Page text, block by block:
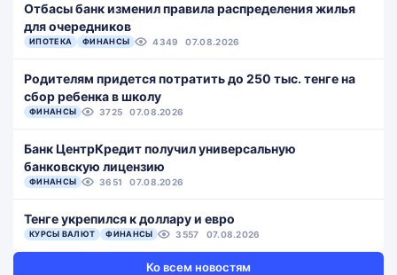
Отбасы банк изменил правила распределения жилья
для очередников
ИПОТЕКА ФИНАНСЫ 4349 07.08.2026
Родителям придется потратить до 250 тыс. тенге на
сбор ребенка в школу
ФИНАНСЫ 3725 07.08.2026
Банк ЦентрКредит получил универсальную
банковскую лицензию
ФИНАНСЫ 3651 07.08.2026
Тенге укрепился к доллару и евро
КУРСЫ ВАЛЮТ ФИНАНСЫ 3557 07.08.2026
Ко всем новостям